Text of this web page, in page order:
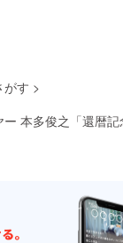
がす >
本多俊之「還暦